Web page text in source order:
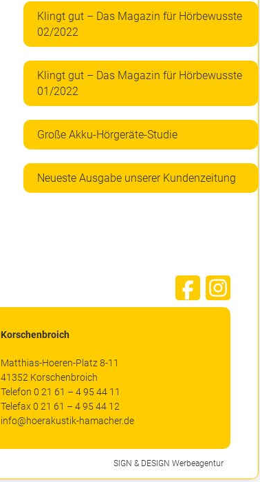
Klingt gut – Das Magazin für Hörbewusste
02/2022
Klingt gut – Das Magazin für Hörbewusste
01/2022
Große Akku-Hörgeräte-Studie
Neueste Ausgabe unserer Kundenzeitung
Korschenbroich
Matthias-Hoeren-Platz 8-11
41352 Korschenbroich
Telefon 0 21 61 – 4 95 44 11
Telefax 0 21 61 – 4 95 44 12
info@hoerakustik-hamacher.de
SIGN & DESIGN Werbeagentur